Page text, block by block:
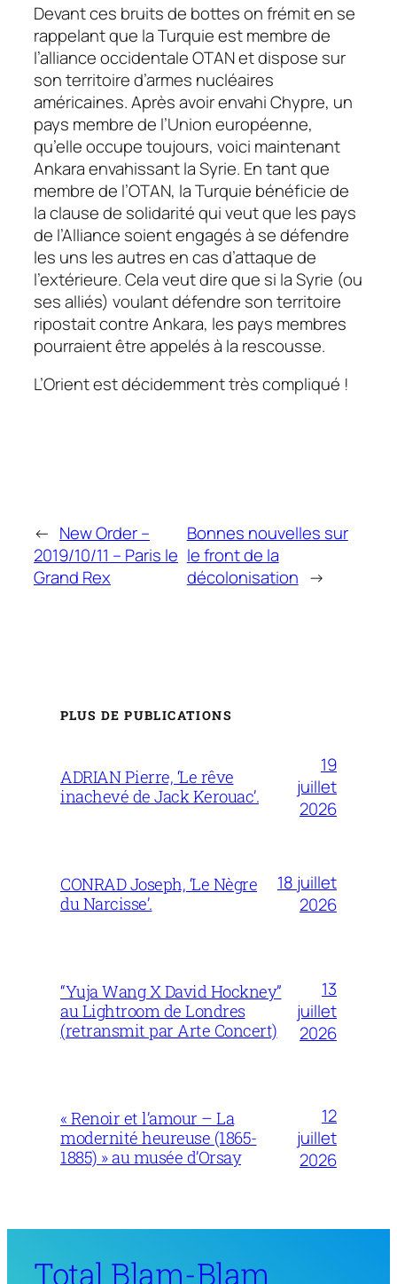
Devant ces bruits de bottes on frémit en se
rappelant que la Turquie est membre de
l’alliance occidentale OTAN et dispose sur
son territoire d’armes nucléaires
américaines. Après avoir envahi Chypre, un
pays membre de l’Union européenne,
qu’elle occupe toujours, voici maintenant
Ankara envahissant la Syrie. En tant que
membre de l’OTAN, la Turquie bénéficie de
la clause de solidarité qui veut que les pays
de l’Alliance soient engagés à se défendre
les uns les autres en cas d’attaque de
l’extérieure. Cela veut dire que si la Syrie (ou
ses alliés) voulant défendre son territoire
ripostait contre Ankara, les pays membres
pourraient être appelés à la rescousse.
L’Orient est décidemment très compliqué !
← New Order –
2019/10/11 – Paris le
Grand Rex
Bonnes nouvelles sur
le front de la
décolonisation →
PLUS DE PUBLICATIONS
ADRIAN Pierre, ‘Le rêve
inachevé de Jack Kerouac’.
19
juillet
2026
CONRAD Joseph, ‘Le Nègre
du Narcisse’.
18 juillet
2026
“Yuja Wang X David Hockney”
au Lightroom de Londres
(retransmit par Arte Concert)
13
juillet
2026
« Renoir et l’amour – La
modernité heureuse (1865-
1885) » au musée d’Orsay
12
juillet
2026
Total Blam-Blam